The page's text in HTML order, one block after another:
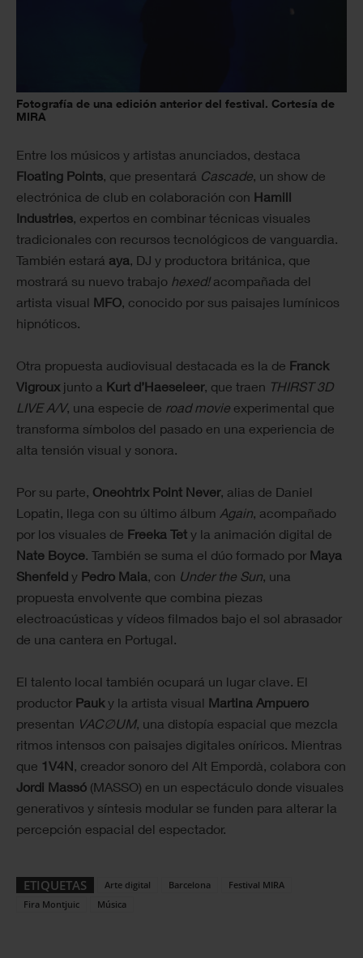
Fotografía de una edición anterior del festival. Cortesía de
MIRA
Entre los músicos y artistas anunciados, destaca
Floating Points, que presentará Cascade, un show de
electrónica de club en colaboración con Hamill
Industries, expertos en combinar técnicas visuales
tradicionales con recursos tecnológicos de vanguardia.
También estará aya, DJ y productora británica, que
mostrará su nuevo trabajo hexed!acompañada del
artista visual MFO, conocido por sus paisajes lumínicos
hipnóticos.
Otra propuesta audiovisual destacada es la de Franck
Vigroux junto a Kurt d’Haeseleer, que traen THIRST 3D
LIVE A/V, una especie de road movie experimental que
transforma símbolos del pasado en una experiencia de
alta tensión visual y sonora.
Por su parte, Oneohtrix Point Never, alias de Daniel
Lopatin, llega con su último álbum Again, acompañado
por los visuales de Freeka Tet y la animación digital de
Nate Boyce. También se suma el dúo formado por Maya
Shenfeld y Pedro Maia, con Under the Sun, una
propuesta envolvente que combina piezas
electroacústicas y vídeos filmados bajo el sol abrasador
de una cantera en Portugal.
El talento local también ocupará un lugar clave. El
productor Pauky la artista visual Martina Ampuero
presentan VAC∅UM, una distopía espacial que mezcla
ritmos intensos con paisajes digitales oníricos. Mientras
que 1V4N, creador sonoro del Alt Empordà, colabora con
Jordi Massó (MASSO) en un espectáculo donde visuales
generativos y síntesis modular se funden para alterar la
percepción espacial del espectador.
ETIQUETAS Arte digital Barcelona
Festival MIRA
Fira Montjuic
Música